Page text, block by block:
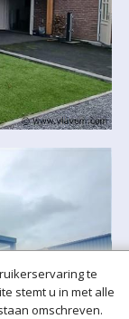
te
stemt u in met alle
omschreven.